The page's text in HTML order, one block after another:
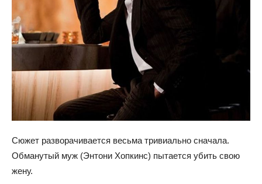
Сюжет разворачивается весьма тривиально сначала.
Обманутый муж (Энтони Хопкинс) пытается убить свою
жену.